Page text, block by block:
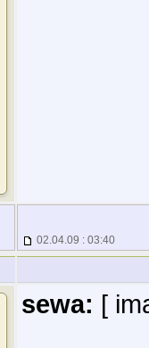
02.04.09 : 03:40
sewa: [